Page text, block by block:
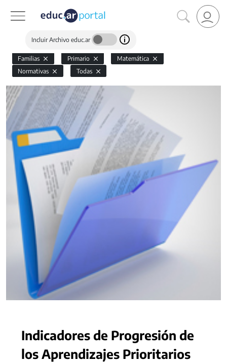
Incluir Archivo educ.ar
Familias Primario
Matemática
Normativas
Todas
Indicadores de Progresión de
los Aprendizajes Prioritarios